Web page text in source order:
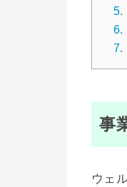
5.
6.
7.
事
ウェ